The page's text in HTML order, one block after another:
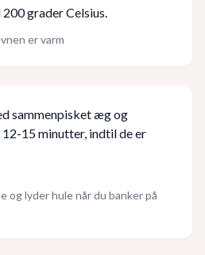
grader Celsius.
er varm
sammenpisket æg og
12-15 minutter, indtil de er
og lyder hule når du banker på